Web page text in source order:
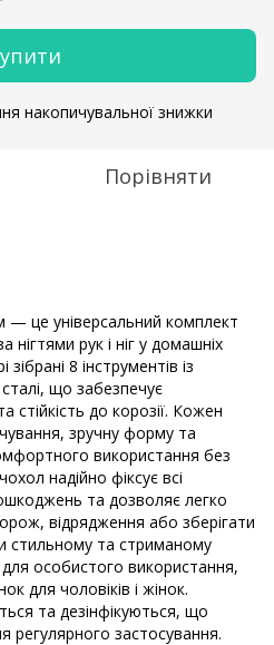
накопичувальної знижки
Порівняти
— це універсальний комплект
нігтями рук і ніг у домашніх
8 інструментів із
що забезпечує
стійкість до корозії. Кожен
зручну форму та
використання без
надійно фіксує всі
та дозволяє легко
відрядження або зберігати
стильному та стриманому
для особистого використання,
для чоловіків і жінок.
та дезінфікуються, що
регулярного застосування.